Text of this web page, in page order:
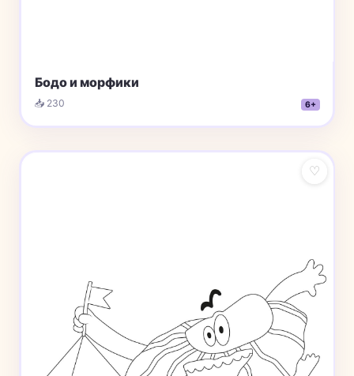
Бодо и морфики
📥 230 6+
♡